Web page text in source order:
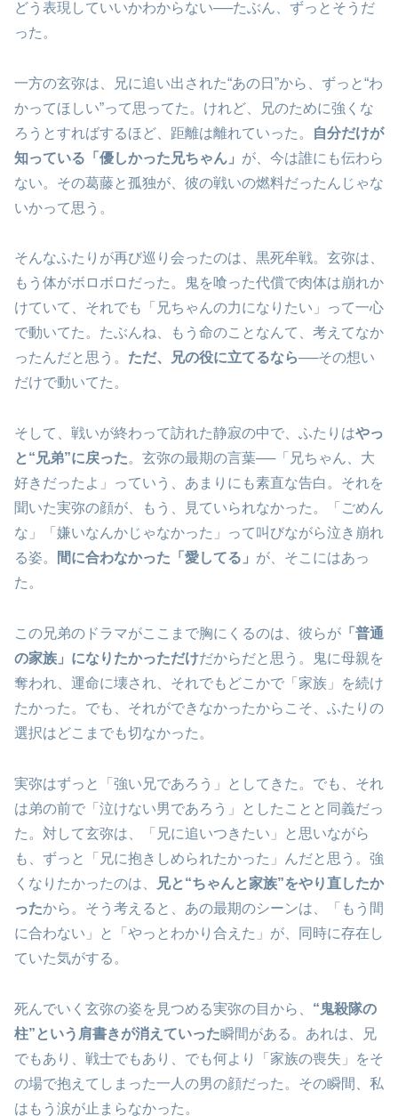
どう表現していいかわからない──たぶん、ずっとそうだ
った。
一方の玄弥は、兄に追い出された“あの日”から、ずっと“わ
かってほしい”って思ってた。けれど、兄のために強くな
ろうとすればするほど、距離は離れていった。
自分だけが
知っている「優しかった兄ちゃん」 が、今は誰にも伝わら
ない。その葛藤と孤独が、彼の戦いの燃料だったんじゃな
いかって思う。
そんなふたりが再び巡り会ったのは、黒死牟戦。玄弥は、
もう体がボロボロだった。鬼を喰った代償で肉体は崩れか
けていて、それでも「兄ちゃんの力になりたい」って一心
で動いてた。たぶんね、もう命のことなんて、考えてなか
ったんだと思う。 ただ、兄の役に立てるなら──その想い
だけで動いてた。
そして、戦いが終わって訪れた静寂の中で、ふたりはやっ
と“兄弟”に戻った。玄弥の最期の言葉──「兄ちゃん、大
好きだったよ」っていう、あまりにも素直な告白。それを
聞いた実弥の顔が、もう、見ていられなかった。「ごめん
な」「嫌いなんかじゃなかった」って叫びながら泣き崩れ
る姿。
間に合わなかった「愛してる」 が、そこにはあっ
た。
この兄弟のドラマがここまで胸にくるのは、彼らが 「普通
の家族」になりたかっただけだからだと思う。鬼に母親を
奪われ、運命に壊され、それでもどこかで「家族」を続け
たかった。でも、それができなかったからこそ、ふたりの
選択はどこまでも切なかった。
実弥はずっと「強い兄であろう」としてきた。でも、それ
は弟の前で「泣けない男であろう」としたことと同義だっ
た。対して玄弥は、「兄に追いつきたい」と思いながら
も、ずっと「兄に抱きしめられたかった」んだと思う。強
くなりたかったのは、
兄と“ちゃんと家族”をやり直したか
ったから。そう考えると、あの最期のシーンは、「もう間
に合わない」と「やっとわかり合えた」が、同時に存在し
ていた気がする。
死んでいく玄弥の姿を見つめる実弥の目から、 “鬼殺隊の
柱”という肩書きが消えていった瞬間がある。あれは、兄
でもあり、戦士でもあり、でも何より「家族の喪失」をそ
の場で抱えてしまった一人の男の顔だった。その瞬間、私
はもう涙が止まらなかった。